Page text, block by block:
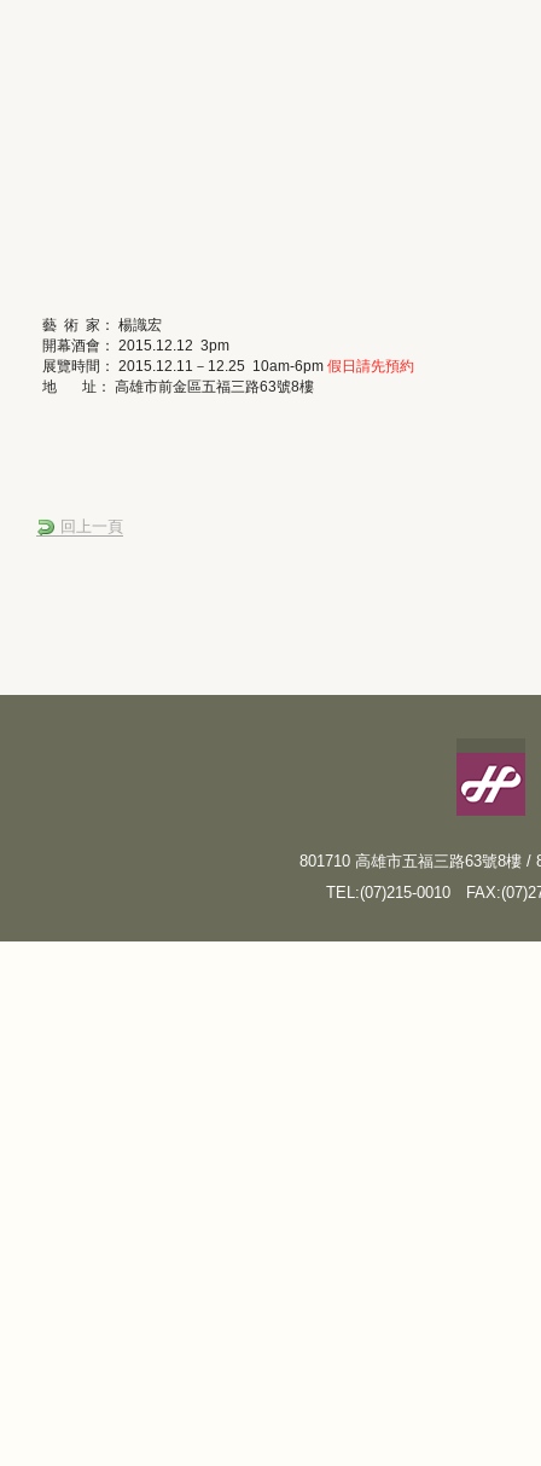
藝 術 家： 楊識宏
開幕酒會： 2015.12.12 3pm
展覽時間： 2015.12.11 － 12.25 10am-6pm 假日請先預約
地
址： 高雄市前金區五福三路63號8樓
回上一頁
801710 高雄市五福三路63號8樓 /
TEL:(07)215-0010